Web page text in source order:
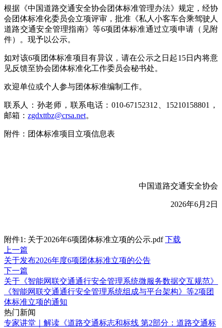
根据《中国道路交通安全协会团体标准管理办法》规定，经协
会团体标准化委员会立项评审，批准《私人小客车合乘驾驶人
道路交通安全管理指南》等6项团体标准通过立项申请（见附
件）。现予以公示。
如对该6项团体标准项目有异议，请在公示之日起15日内将意
见反馈至协会团体标准化工作委员会秘书处。
欢迎单位或个人参与团体标准编制工作。
联系人：孙老师，联系电话：010-67152312、15210158801，
邮箱： zgdxttbz@crsa.net。
附件：团体标准项目立项信息表
中国道路交通安全协会
2026年6月2日
附件1: 关于2026年6项团体标准立项的公示.pdf 下载
上一篇
关于发布2026年度6项团体标准立项的公告
下一篇
关于《智能网联交通通行安全管理系统微服务数据交互规范》
《智能网联交通通行安全管理系统组成与平台架构》等2项团
体标准立项的通知​
热门新闻
专家讲堂｜解读《道路交通标志和标线 第2部分：道路交通标